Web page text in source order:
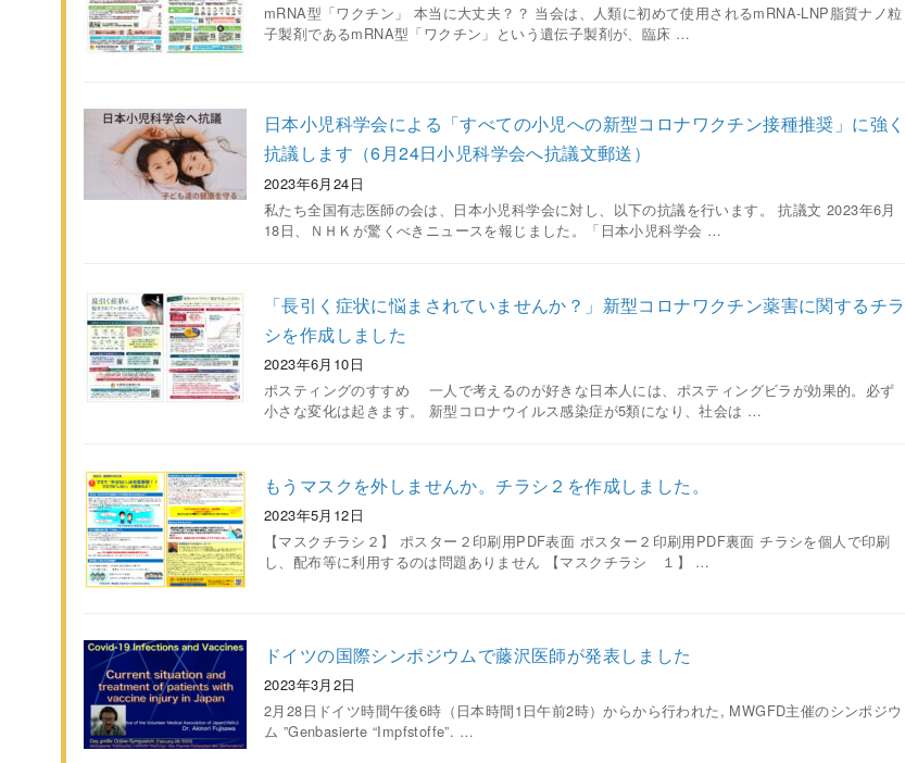
mRNA型「ワクチン」 本当に大丈夫？？ 当会は、人類に初めて使用されるmRNA-LNP脂質ナノ粒
子製剤であるmRNA型「ワクチン」という遺伝子製剤が、臨床 …
日本小児科学会による「すべての小児への新型コロナワクチン接種推奨」に強く
抗議します（6月24日小児科学会へ抗議文郵送）
2023年6月24日
私たち全国有志医師の会は、日本小児科学会に対し、以下の抗議を行います。 抗議文 2023年6月
18日、ＮＨＫが驚くべきニュースを報じました。「日本小児科学会 …
「長引く症状に悩まされていませんか？」新型コロナワクチン薬害に関するチラ
シを作成しました
2023年6月10日
ポスティングのすすめ 一人で考えるのが好きな日本人には、ポスティングビラが効果的。必ず
小さな変化は起きます。 新型コロナウイルス感染症が5類になり、社会は …
もうマスクを外しませんか。チラシ２を作成しました。
2023年5月12日
【マスクチラシ２】 ポスター２印刷用PDF表面 ポスター２印刷用PDF裏面 チラシを個人で印刷
し、配布等に利用するのは問題ありません 【マスクチラシ １】 …
ドイツの国際シンポジウムで藤沢医師が発表しました
2023年3月2日
2月28日ドイツ時間午後6時（日本時間1日午前2時）からから行われた, MWGFD主催のシンポジウ
ム ”Genbasierte “Impfstoffe”. …